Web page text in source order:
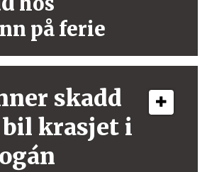
på ferie
skadd
krasjet i